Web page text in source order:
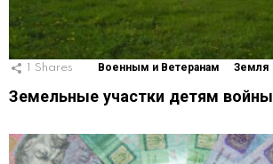
1 Shares Военным и Ветеранам Земля
Земельные участки детям войны